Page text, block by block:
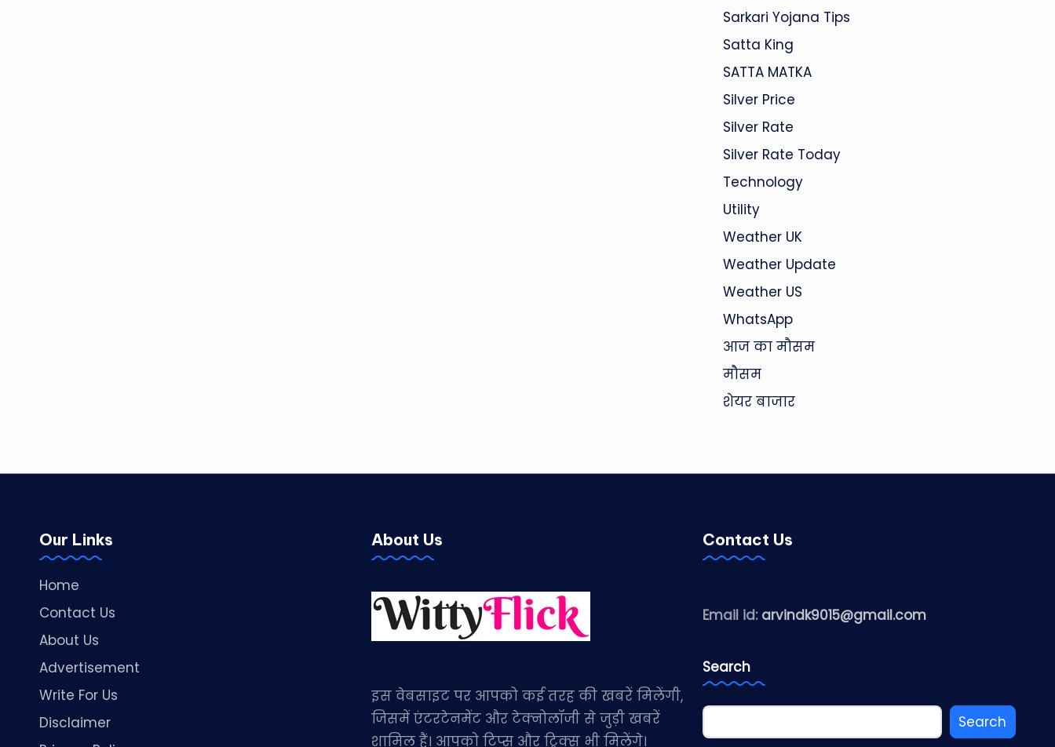
Sarkari Yojana Tips
Satta King
SATTA MATKA
Silver Price
Silver Rate
Silver Rate Today
Technology
Utility
Weather UK
Weather Update
Weather US
WhatsApp
आज का मौसम
मौसम
शेयर बाजार
Our Links
Home
Contact Us
About Us
Advertisement
Write For Us
Disclaimer
About Us
इस वेबसाइट पर आपको कई तरह की खबरें मिलेंगी,
जिसमें एंटरटेनमेंट और टेक्नोलॉजी से जुड़ी खबरें
शामिल हैं। आपको टिप्स और ट्रिक्स भी मिलेंगे।
Contact Us
Email id: arvindk9015@gmail.com
Search
Search